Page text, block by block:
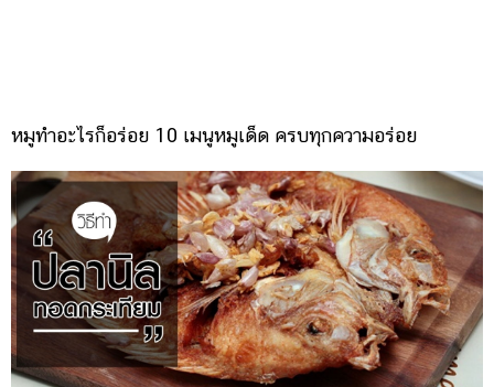
หมูทำอะไรก็อร่อย 10 เมนูหมูเด็ด ครบทุกความอร่อย